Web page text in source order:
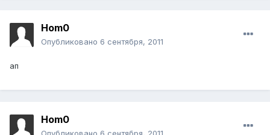
Hom0
Опубликовано 6 сентября, 2011
ап
Hom0